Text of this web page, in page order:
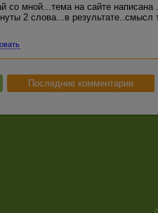
со мной...тема на сайте
2 слова...в
Последние комментарии